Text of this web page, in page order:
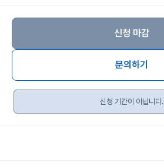
신청 마감
문의하기
신청 기간이 아닙니다.